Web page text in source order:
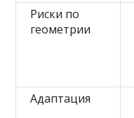
Риски по
геометрии
Адаптация